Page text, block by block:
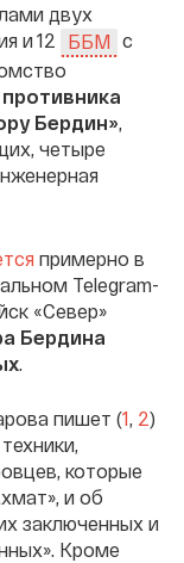
двух
и 12
ББМ с
Бердин»
четыре
примерно в
Telegram-
«Север»
Бердина
.
пишет (1, 2)
которые
и об
заключенных и
Кроме